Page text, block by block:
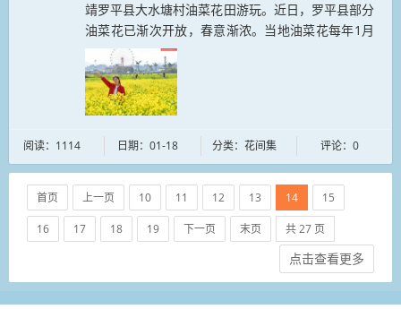
靖罗平县大水塘村油菜花田游玩。近日，罗平县部分
油菜花已渐次开放，春意渐浓。当地油菜花每年1月
起陆续绽放，花期可持续至3月中下旬。...
阅读：1114 日期：01-18 分类：花间集 评论：0
首页 上一页 10 11 12 13 14 15
16 17 18 19 下一页 末页 共 27 页
点击查看更多